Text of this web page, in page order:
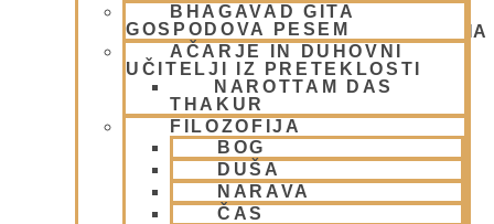
BHAGAVAD GITA
GOSPODOVA PESEM
AČARJE IN DUHOVNI
UČITELJI IZ PRETEKLOSTI
NAROTTAM DAS
THAKUR
FILOZOFIJA
BOG
DUŠA
NARAVA
ČAS
NEDELJSKO SREČANJE - CENTER HARE KRIŠNA
LJUBLJANA
OGNJENO ŽRTVOVANJE - NARASIMHA JAGJA -
VSAKO SOBOTO